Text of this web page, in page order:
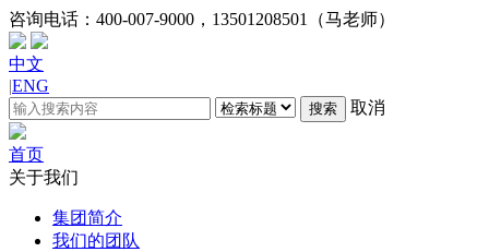
咨询电话： 400-007-9000，13501208501（马老师）
中文
|ENG
搜索 取消
首页
关于我们
集团简介
我们的团队